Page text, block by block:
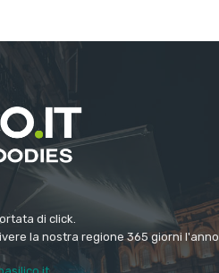
di click.
la nostra regione 365 giorni l'anno